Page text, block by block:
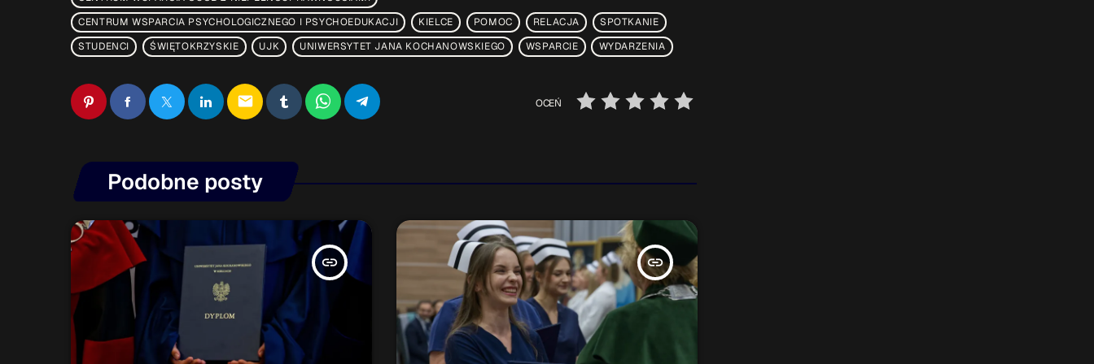
CENTRUM WSPARCIA PSYCHOLOGICZNEGO I PSYCHOEDUKACJI
KIELCE POMOC RELACJA
SPOTKANIE
STUDENCI
ŚWIĘTOKRZYSKIE UJK UNIWERSYTET JANA KOCHANOWSKIEGO WSPARCIE WYDARZENIA
email OCEŃ
Podobne posty
insert_link insert_link